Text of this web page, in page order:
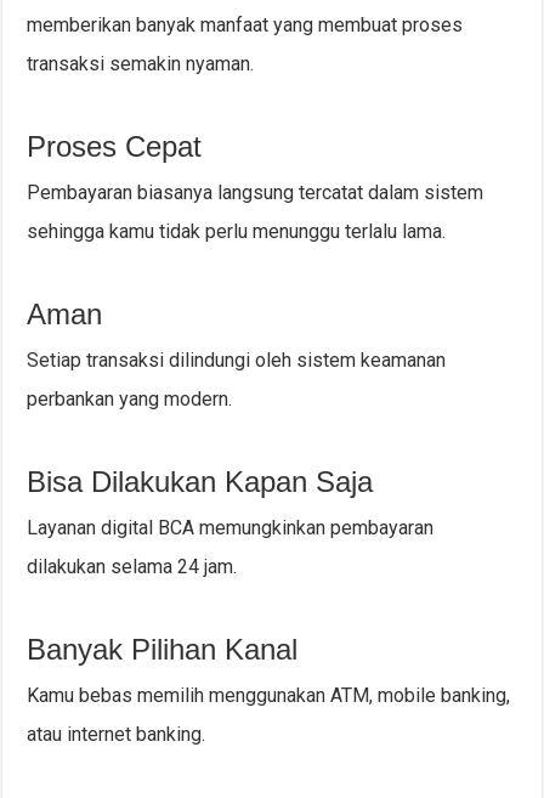
memberikan banyak manfaat yang membuat proses
transaksi semakin nyaman.
Proses Cepat
Pembayaran biasanya langsung tercatat dalam sistem
sehingga kamu tidak perlu menunggu terlalu lama.
Aman
Setiap transaksi dilindungi oleh sistem keamanan
perbankan yang modern.
Bisa Dilakukan Kapan Saja
Layanan digital BCA memungkinkan pembayaran
dilakukan selama 24 jam.
Banyak Pilihan Kanal
Kamu bebas memilih menggunakan ATM, mobile banking,
atau internet banking.